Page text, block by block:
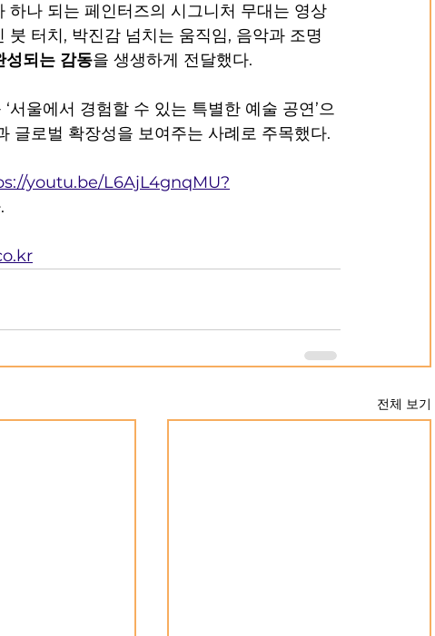
나 되는 페인터즈의 시그니처 무대는 영상
터치, 박진감 넘치는 움직임, 음악과 조명
성되는 감동을 생생하게 전달했다.
울에서 경험할 수 있는 특별한 예술 공연’으
글로벌 확장성을 보여주는 사례로 주목했다.
youtu.be/L6AjL4gnqMU?
전체 보기